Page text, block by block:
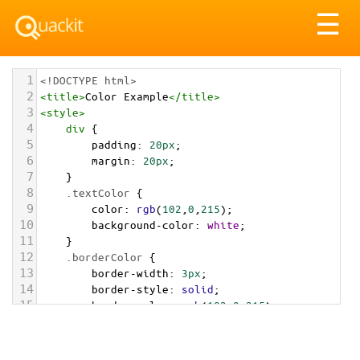
☰
1 <!DOCTYPE html>
2 <title>Color Example</title>
3 <style>
4 div {
5 padding: 20px;
6 margin: 20px;
7 }
8 .textColor {
9 color: rgb(102 0 215);
10 background-color: white;
11 }
12 .borderColor {
13 border-width: 3px;
14 border-style: solid;
15 border-color: rgb(102,0,215);